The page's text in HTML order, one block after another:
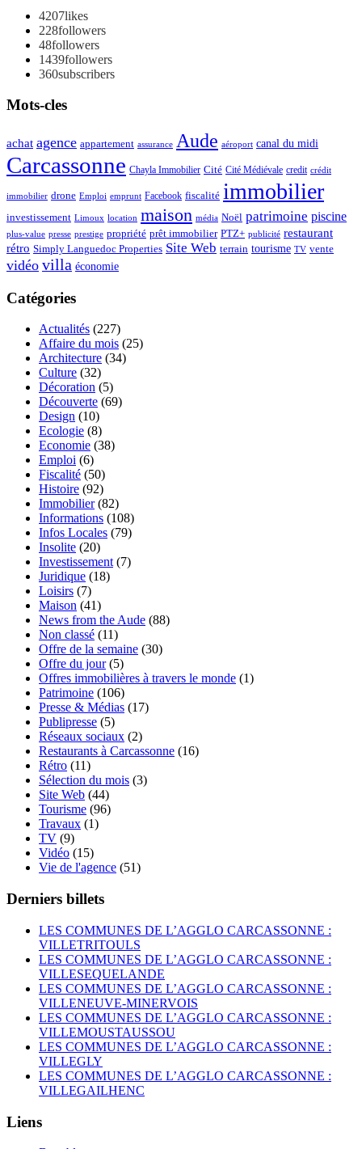
4207likes
228followers
48followers
1439followers
360subscribers
Mots-cles
achat agence appartement assurance Aude aéroport canal du midi
Carcassonne Chayla Immobilier Cité Cité Médiévale credit crédit
immobilier drone Emploi emprunt Facebook fiscalité immobilier
investissement Limoux location maison média Noël patrimoine piscine
plus-value presse prestige propriété prêt immobilier PTZ+ publicité restaurant
rétro Simply Languedoc Properties Site Web terrain tourisme TV vente
vidéo villa économie
Catégories
Actualités (227)
Affaire du mois (25)
Architecture (34)
Culture (32)
Décoration (5)
Découverte (69)
Design (10)
Ecologie (8)
Economie (38)
Emploi (6)
Fiscalité (50)
Histoire (92)
Immobilier(82)
Informations (108)
Infos Locales (79)
Insolite (20)
Investissement(7)
Juridique (18)
Loisirs (7)
Maison (41)
News from the Aude (88)
Non classé (11)
Offre de la semaine (30)
Offre du jour(5)
Offres immobilières à travers le monde (1)
Patrimoine (106)
Presse & Médias (17)
Publipresse (5)
Réseaux sociaux (2)
Restaurants à Carcassonne (16)
Rétro (11)
Sélection du mois (3)
Site Web (44)
Tourisme (96)
Travaux (1)
TV (9)
Vidéo (15)
Vie de l'agence (51)
Derniers billets
LES COMMUNES DE L’AGGLO CARCASSONNE :
VILLETRITOULS
LES COMMUNES DE L’AGGLO CARCASSONNE :
VILLESEQUELANDE
LES COMMUNES DE L’AGGLO CARCASSONNE :
VILLENEUVE-MINERVOIS
LES COMMUNES DE L’AGGLO CARCASSONNE :
VILLEMOUSTAUSSOU
LES COMMUNES DE L’AGGLO CARCASSONNE :
VILLEGLY
LES COMMUNES DE L’AGGLO CARCASSONNE :
VILLEGAILHENC
Liens